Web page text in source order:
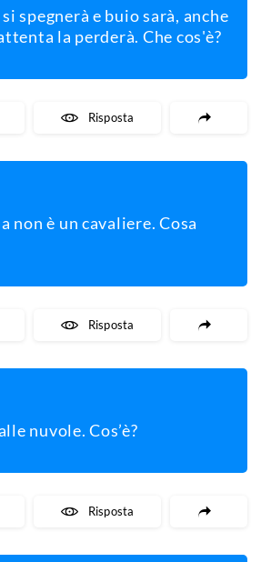
spegnerà e buio sarà, anche
la perderà. Che cos'è?
Mostra La Risposta
non è un cavaliere. Cosa
Mostra La Risposta
nuvole. Cos’è?
Mostra La Risposta